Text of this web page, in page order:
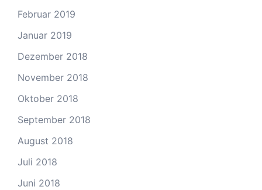
Februar 2019
Januar 2019
Dezember 2018
November 2018
Oktober 2018
September 2018
August 2018
Juli 2018
Juni 2018